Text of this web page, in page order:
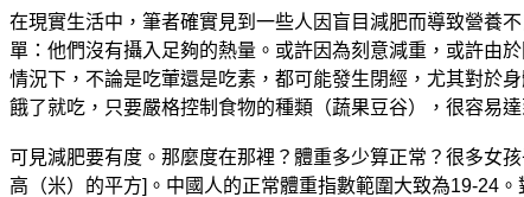
在現實生活中，筆者確實見到一些人因盲目減肥而導致營養
單：他們沒有攝入足夠的熱量。或許因為刻意減重，或許由
情況下，不論是吃葷還是吃素，都可能發生閉經，尤其對於
餓了就吃，只要嚴格控制食物的種類（蔬果豆谷），很容易
可見減肥要有度。那麼度在那裡？體重多少算正常？很多女
高（米）的平方]。中國人的正常體重指數範圍大致為19-24